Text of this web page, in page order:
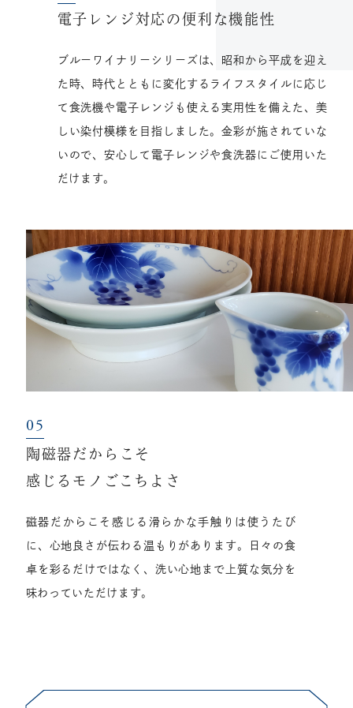
電子レンジ対応の便利な機能性
ブルーワイナリーシリーズは、昭和から平成を迎え
た時、時代とともに変化するライフスタイルに応じ
て食洗機や電子レンジも使える実用性を備えた、美
しい染付模様を目指しました。金彩が施されていな
いので、安心して電子レンジや食洗器にご使用いた
だけます。
陶磁器だからこそ
感じるモノごこちよさ
磁器だからこそ感じる滑らかな手触りは使うたび
に、心地良さが伝わる温もりがあります。日々の食
卓を彩るだけではなく、洗い心地まで上質な気分を
味わっていただけます。